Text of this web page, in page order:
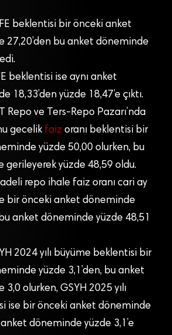
beklentisi bir önceki anket
27,20’den bu anket döneminde
beklentisi ise aynı anket
18,33’den yüzde 18,47’e çıktı.
Repo ve Ters-Repo Pazarı’nda
gecelik faiz oranı beklentisi bir
yüzde 50,00 olurken, bu
gerileyerek yüzde 48,59 oldu.
repo ihale faiz oranı cari ay
bir önceki anket döneminde
anket döneminde yüzde 48,51
2024 yılı büyüme beklentisi bir
yüzde 3,1’den, bu anket
olurken, GSYH 2025 yılı
ise bir önceki anket döneminde
döneminde yüzde 3,1’e